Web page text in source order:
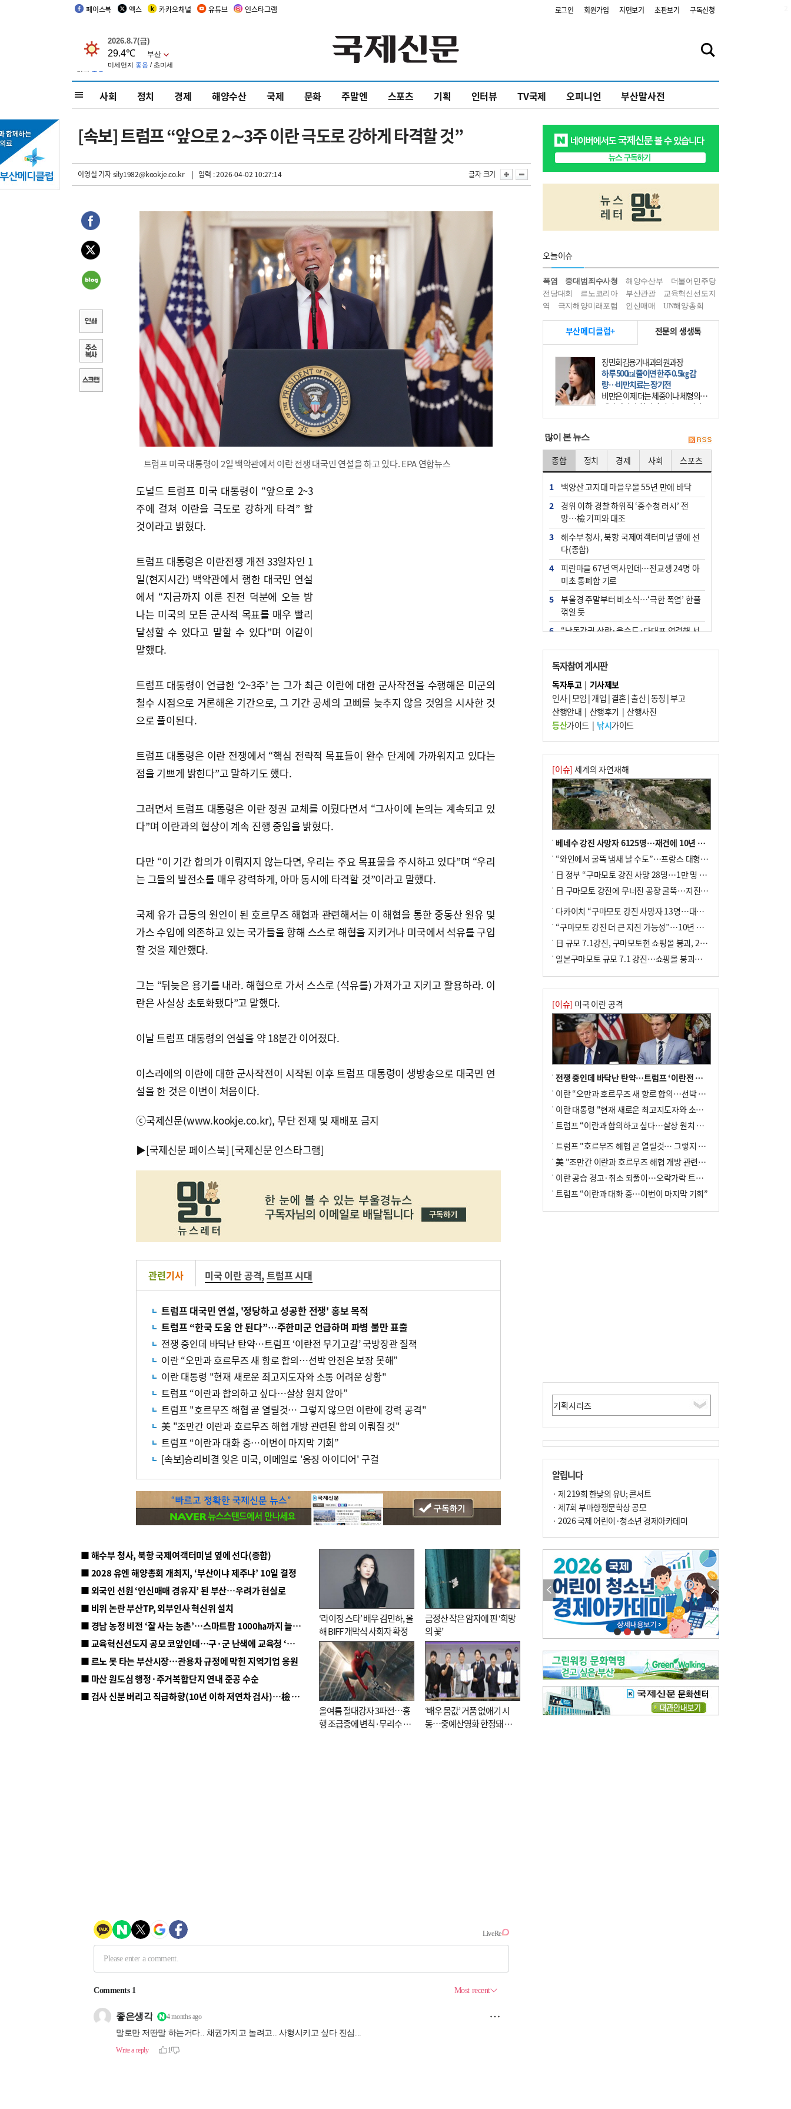
페이스북 엑스 카카오채널 유튜브 인스타그램 로그인 회원가입 지면보기 초판보기 구독신청
사회 정치 경제 해양수산 국제 문화 주말엔 스포츠 기획 인터뷰 TV국제 오피니언 부산말사전
[속보] 트럼프 “앞으로 2∼3주 이란 극도로 강하게 타격할 것”
이영실 기자sily1982@kookje.co.kr | 입력 : 2026-04-02 10:27:14 글자 크기
트럼프 미국 대통령이 2일 백악관에서 이란 전쟁 대국민 연설을 하고 있다. EPA 연합뉴스
도널드 트럼프 미국 대통령이 “앞으로 2~3
주에 걸쳐 이란을 극도로 강하게 타격” 할
것이라고 밝혔다.
트럼프 대통령은 이란전쟁 개전 33일차인 1
일(현지시간) 백악관에서 행한 대국민 연설
에서 “지금까지 이룬 진전 덕분에 오늘 밤
나는 미국의 모든 군사적 목표를 매우 빨리
달성할 수 있다고 말할 수 있다”며 이같이
말했다.
트럼프 대통령이 언급한 ‘2~3주’ 는 그가 최근 이란에 대한 군사작전을 수행해온 미군의
철수 시점으로 거론해온 기간으로, 그 기간 공세의 고삐를 늦추지 않을 것임을 시사한 것
으로 풀이된다.
트럼프 대통령은 이란 전쟁에서 “핵심 전략적 목표들이 완수 단계에 가까워지고 있다는
점을 기쁘게 밝힌다”고 말하기도 했다.
그러면서 트럼프 대통령은 이란 정권 교체를 이뤘다면서 “그사이에 논의는 계속되고 있
다”며 이란과의 협상이 계속 진행 중임을 밝혔다.
다만 “이 기간 합의가 이뤄지지 않는다면, 우리는 주요 목표물을 주시하고 있다”며 “우리
는 그들의 발전소를 매우 강력하게, 아마 동시에 타격할 것”이라고 말했다.
국제 유가 급등의 원인이 된 호르무즈 해협과 관련해서는 이 해협을 통한 중동산 원유 및
가스 수입에 의존하고 있는 국가들을 향해 스스로 해협을 지키거나 미국에서 석유를 구입
할 것을 제안했다.
그는 “뒤늦은 용기를 내라. 해협으로 가서 스스로 (석유를) 가져가고 지키고 활용하라. 이
란은 사실상 초토화됐다”고 말했다.
이날 트럼프 대통령의 연설을 약 18분간 이어졌다.
이스라에의 이란에 대한 군사작전이 시작된 이후 트럼프 대통령이 생방송으로 대국민 연
설을 한 것은 이번이 처음이다.
ⓒ국제신문(www.kookje.co.kr), 무단 전재 및 재배포 금지
▶[국제신문 페이스북] [국제신문 인스타그램]
관련기사 미국 이란 공격,트럼프 시대
트럼프 대국민 연설, '정당하고 성공한 전쟁' 홍보 목적
트럼프 “한국 도움 안 된다”…주한미군 언급하며 파병 불만 표출
전쟁 중인데 바닥난 탄약…트럼프 ‘이란전 무기고갈’ 국방장관 질책
이란 “오만과 호르무즈 새 항로 합의…선박 안전은 보장 못해”
이란 대통령 "현재 새로운 최고지도자와 소통 어려운 상황"
트럼프 “이란과 합의하고 싶다…살상 원치 않아”
트럼프 "호르무즈 해협 곧 열릴것… 그렇지 않으면 이란에 강력 공격"
美 "조만간 이란과 호르무즈 해협 개방 관련된 합의 이뤄질 것"
트럼프 “이란과 대화 중…이번이 마지막 기회”
[속보]승리비결 잊은 미국, 이메일로 '응징 아이디어' 구걸
■ 해수부 청사, 북항 국제여객터미널 옆에 선다(종합)
■ 2028 유엔 해양총회 개최지, ‘부산이냐 제주냐’ 10일 결정
■ 외국인 선원 ‘인신매매 경유지’ 된 부산…우려가 현실로
■ 비위 논란 부산TP, 외부인사 혁신위 설치
■ 경남 농정 비전 ‘잘 사는 농촌’…스마트팜 1000㏊까지 늘린다
■ 교육혁신선도지 공모 코앞인데…구·군 난색에 교육청 ‘쩔쩔’
■ 르노 못 타는 부산시장…관용차 규정에 막힌 지역기업 응원
■ 마산 원도심 행정·주거복합단지 연내 준공 수순
■ 검사 신분 버리고 직급하향(10년 이하 저연차 검사)…檢 중수청행 기피
‘라이징 스타’ 배우 김민하, 올
해 BIFF 개막식 사회자 확정
금정산 작은 암자에 핀 ‘희망
의 꽃’
올여름 절대강자 3파전…흥
행 조급증에 변칙·무리수 마
‘배우 몸값’ 거품 없애기 시
동…중예산영화 한정돼 실
오늘이슈
폭염 중대범죄수사청 해양수산부
더불어민주당
전당대회
르노코리아 부산관광
교육혁신선도지
역
극지해양미래포럼 인신매매 UN해양총회
부산메디클럽+ 전문의 생생톡
장민희김용기내과의원과장
하루 500㎉ 줄이면 한주 0.5㎏ 감
량…비만치료는 장기전
비만은 이제 더는 체중이나 체형의 문
제가 아니다. 하나의 질병으로 인지
하고 치료와 관리를 해야 한다. 세계
많이 본 뉴스
종합 정치 경제 사회 스포츠
1
백양산 고지대 마을우물 55년 만에 바닥
2
경위 이하 경찰 하위직 ‘중수청 러시’ 전
망…檢 기피와 대조
3
해수부 청사, 북항 국제여객터미널 옆에 선
다(종합)
4
피란마을 67년 역사인데…전교생 24명 아
미초 통폐합 기로
5
부울경 주말부터 비소식…‘극한 폭염’ 한풀
꺾일 듯
6
“낙동강권 삼락·을숙도·다대포 연결해 서
7
오늘의 날씨- 2026년 8월 7일
8
외국인 선원 ‘인신매매 경유지’ 된 부산…
우려가 현실로
9
[사설] 해수부 신청사 북항으로 확정, 해양
수도 도약의 전환점
10 르노 못 타는 부산시장…관용차 규정에 막
힌 지역기업 응원
독자참여 게시판
독자투고| 기사제보
인사|모임 | 개업 | 결혼|출산|동정 |부고
산행안내 | 산행후기 | 산행사진
등산가이드| 낚시가이드
[이슈] 세계의 자연재해
베네수 강진 사망자 6125명…재건에 10년 이상 걸릴수도
“와인에서 굴뚝 냄새 날 수도”…프랑스 대형 산불에 보르도 와인 품질 위협
日 정부 “구마모토 강진 사망 28명…1만 명 대피”
日 구마모토 강진에 무너진 공장 굴뚝…지진 사망자 최소 13명
다카이치 “구마모토 강진 사망자 13명…대규모 피해 확인”
“구마모토 강진 더 큰 지진 가능성”…10년 전 지진에 단층 재활성
日 규모 7.1강진, 구마모토현 쇼핑몰 붕괴, 2명 사망
일본구마모토 규모 7.1 강진…쇼핑몰 붕괴로 직원 20여 명 갇힌 듯
[이슈] 미국 이란 공격
전쟁 중인데 바닥난 탄약…트럼프 ‘이란전 무기고갈’ 국방장관 질책
이란 “오만과 호르무즈 새 항로 합의…선박 안전은 보장 못해”
이란 대통령 "현재 새로운 최고지도자와 소통 어려운 상황"
트럼프 “이란과 합의하고 싶다…살상 원치 않아”
트럼프 "호르무즈 해협 곧 열릴것… 그렇지 않으면 이란에 강력 공격"
美 "조만간 이란과 호르무즈 해협 개방 관련된 합의 이뤄질 것"
이란 공습 경고·취소 되풀이…오락가락 트럼프 비꼰 ‘타코’
트럼프 “이란과 대화 중…이번이 마지막 기회”
알립니다
· 제 219회 한낮의 유U; 콘서트
· 제7회 부마항쟁문학상 공모
· 2026 국제 어린이·청소년 경제아카데미